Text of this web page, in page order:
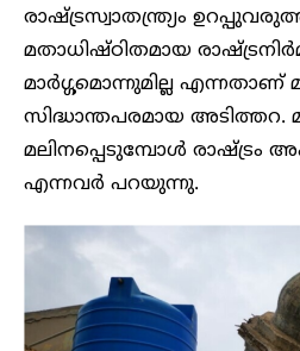
രാഷ്ട്രസ്വാതന്ത്ര്യം
മതാധിഷ്ഠിതമായ
മാർഗ്ഗമൊന്നുമില്ല എന്നതാണ്
സിദ്ധാന്തപരമായ അടിത്തറ.
മലിനപ്പെടുമ്പോൾ രാഷ്ട്രം
എന്നവർ പറയുന്നു.